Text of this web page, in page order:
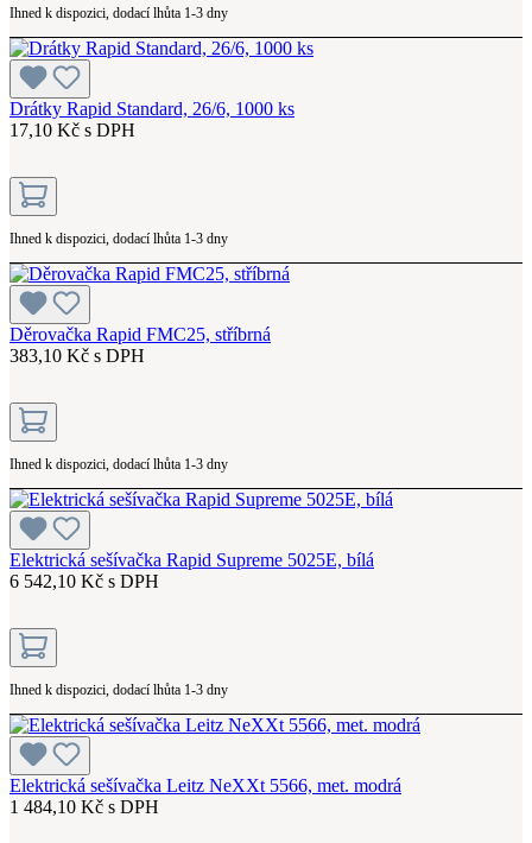
Ihned k dispozici, dodací lhůta 1-3 dny
Drátky Rapid Standard, 26/6, 1000 ks
17,10 Kč s DPH
Ihned k dispozici, dodací lhůta 1-3 dny
Děrovačka Rapid FMC25, stříbrná
383,10 Kč s DPH
Ihned k dispozici, dodací lhůta 1-3 dny
Elektrická sešívačka Rapid Supreme 5025E, bílá
6 542,10 Kč s DPH
Ihned k dispozici, dodací lhůta 1-3 dny
Elektrická sešívačka Leitz NeXXt 5566, met. modrá
1 484,10 Kč s DPH